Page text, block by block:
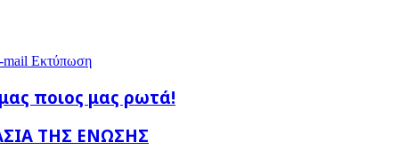
mail Εκτύπωση
ποιος μας ρωτά!
ΤΗΣ ΕΝΩΣΗΣ